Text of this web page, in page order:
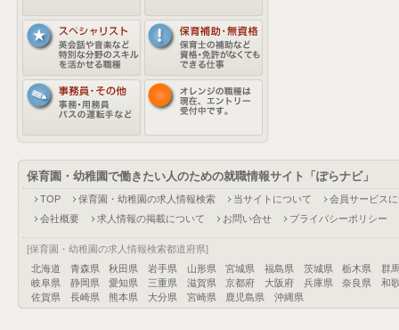
保育園・幼稚園で働きたい人のための就職情報サイト「ぽらナビ」
TOP 保育園・幼稚園の求人情報検索 当サイトについて
会員サービス
会社概要
求人情報の掲載について お問い合せ プライバシーポリシー
[保育園・幼稚園の求人情報検索都道府県]
北海道
青森県 秋田県 岩手県 山形県 宮城県 福島県 茨城県 栃木県
群
岐阜県
静岡県 愛知県 三重県 滋賀県 京都府 大阪府 兵庫県 奈良県
和
佐賀県
長崎県 熊本県 大分県 宮崎県 鹿児島県 沖縄県